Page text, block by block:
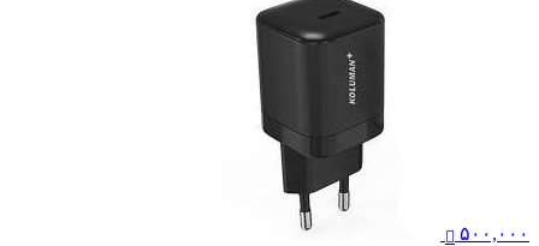
۵۰۰,۰۰۰